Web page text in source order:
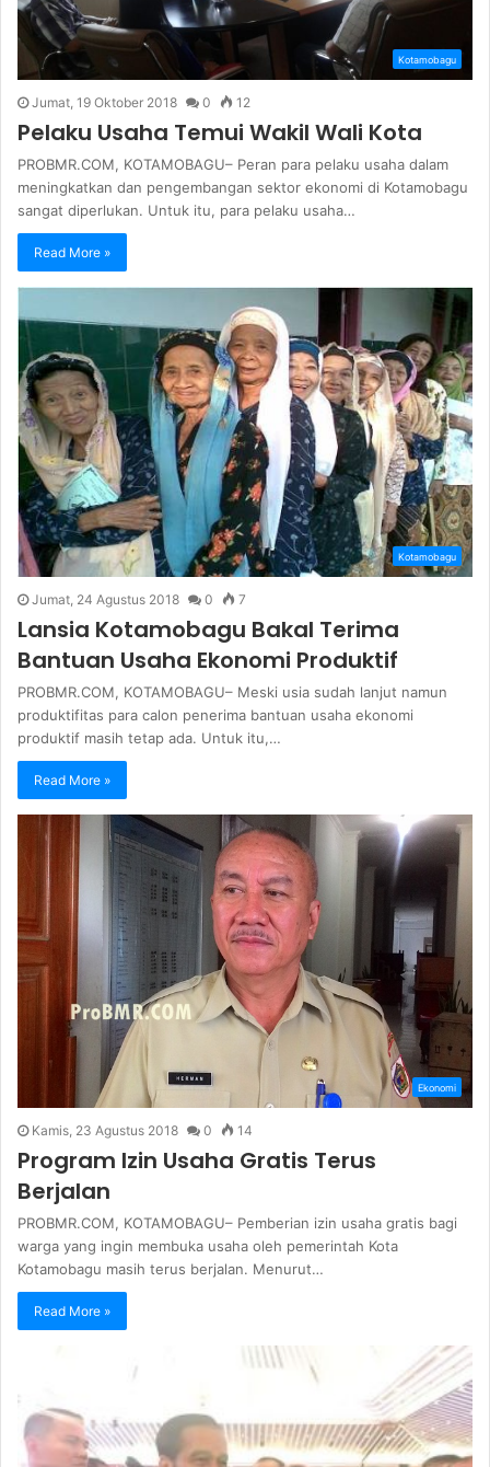
Kotamobagu
Jumat, 19 Oktober 2018 0 12
Pelaku Usaha Temui Wakil Wali Kota
PROBMR.COM, KOTAMOBAGU– Peran para pelaku usaha dalam
meningkatkan dan pengembangan sektor ekonomi di Kotamobagu
sangat diperlukan. Untuk itu, para pelaku usaha…
Read More »
Kotamobagu
Jumat, 24 Agustus 2018 0 7
Lansia Kotamobagu Bakal Terima
Bantuan Usaha Ekonomi Produktif
PROBMR.COM, KOTAMOBAGU– Meski usia sudah lanjut namun
produktifitas para calon penerima bantuan usaha ekonomi
produktif masih tetap ada. Untuk itu,…
Read More »
Ekonomi
Kamis, 23 Agustus 2018 0 14
Program Izin Usaha Gratis Terus
Berjalan
PROBMR.COM, KOTAMOBAGU– Pemberian izin usaha gratis bagi
warga yang ingin membuka usaha oleh pemerintah Kota
Kotamobagu masih terus berjalan. Menurut…
Read More »